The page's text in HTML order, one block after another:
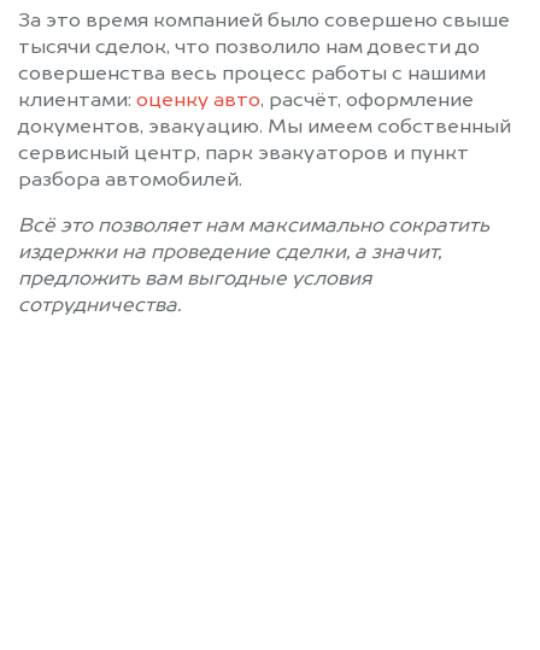
Сясьстрой
Тихвин
Тосно
Шлиссельбург
За это время компанией было совершено свыше
тысячи сделок, что позволило нам довести до
совершенства весь процесс работы с нашими
клиентами: оценку авто, расчёт, оформление
документов, эвакуацию. Мы имеем собственный
сервисный центр, парк эвакуаторов и пункт
разбора автомобилей.
Всё это позволяет нам максимально сократить
издержки на проведение сделки, а значит,
предложить вам выгодные условия
сотрудничества.